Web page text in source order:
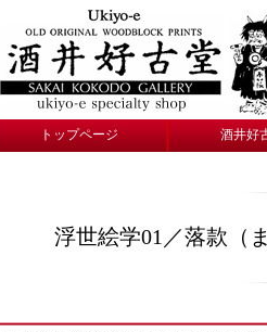
トップページ 酒井好
浮世絵学01／落款（